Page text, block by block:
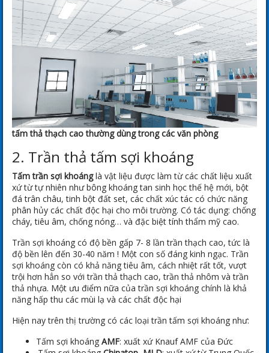
tấm thả thạch cao thường dùng trong các văn phòng
2. Trần thả tấm sợi khoáng
Tấm trần sợi khoánglà vật liệu được làm từ các chất liệu xuất
xứ từ tự nhiên như bông khoáng tan sinh học thế hệ mới, bột
đá trân châu, tinh bột đất set, các chất xúc tác có chức năng
phân hủy các chất độc hại cho môi trường. Có tác dụng: chống
cháy, tiêu âm, chống nóng… và đặc biệt tính thẩm mỹ cao.
Trần sợi khoáng có độ bền gấp 7- 8 lần trần thạch cao, tức là
độ bền lên đến 30-40 năm ! Một con số đáng kinh ngạc. Trần
sợi khoáng còn có khả năng tiêu âm, cách nhiệt rất tốt, vượt
trội hơn hẳn so với trần thả thạch cao, trần thả nhôm và trần
thả nhựa. Một ưu điểm nữa của trần sợi khoáng chính là khả
năng hấp thu các mùi lạ và các chất độc hại
Hiện nay trên thị trường có các loại trần tấm sợi khoáng như:
Tấm sợi khoáng AMF: xuất xứ Knauf AMF của Đức